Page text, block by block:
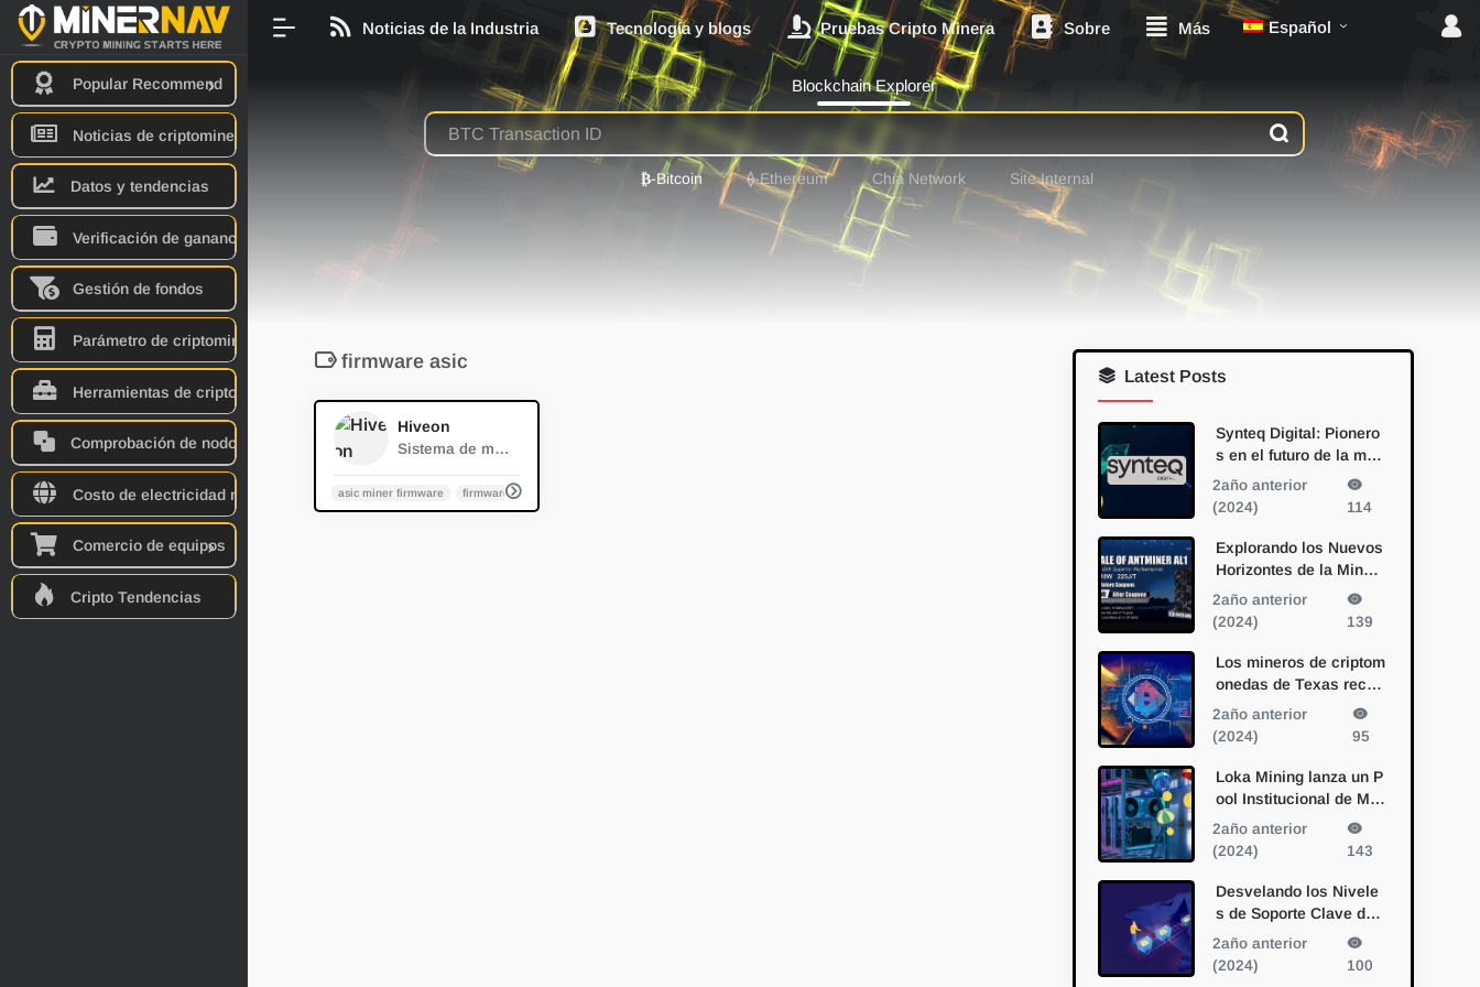
Popular Recommend
Noticias de criptominería
Datos y tendencias
Verificación de ganancias
Gestión de fondos
Parámetro de criptominero
Herramientas de criptominería
Comprobación de nodo
Costo de electricidad mundial
Comercio de equipos
Cripto Tendencias
Noticias de la Industria Tecnología y blogs Pruebas Cripto Minera Sobre Más Español
Blockchain Explorer
₿-Bitcoin ⟠-Ethereum Chia Network Site Internal
firmware asic
Hiveon
Sistema de minería Linux que admite múltiples monedas
asic miner firmware firmware asic
Latest Posts
Synteq Digital: Pionero
s en el futuro de la min
ería de Bitcoin con la a
sociación con Bitmain
2año anterior
(2024)
114
Explorando los Nuevos
Horizontes de la Minerí
a de Alephium con el A
ntminer AL1 de Bitmain
2año anterior
(2024)
139
Los mineros de criptom
onedas de Texas recur
ren a la IA: una nueva f
rontera en la diversific
ación
2año anterior
(2024)
95
Loka Mining lanza un P
ool Institucional de Min
ería de Bitcoin
2año anterior
(2024)
143
Desvelando los Nivele
s de Soporte Clave de
Bitcoin: Perspectivas e
stratégicas de un miner
o veterano
2año anterior
(2024)
100